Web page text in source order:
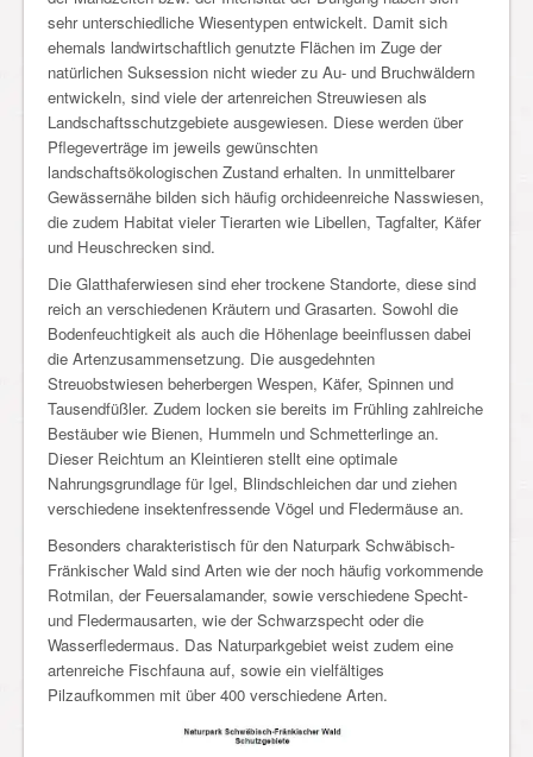
sehr unterschiedliche Wiesentypen entwickelt. Damit sich
ehemals landwirtschaftlich genutzte Flächen im Zuge der
natürlichen Suksession nicht wieder zu Au- und Bruchwäldern
entwickeln, sind viele der artenreichen Streuwiesen als
Landschaftsschutzgebiete ausgewiesen. Diese werden über
Pflegeverträge im jeweils gewünschten
landschaftsökologischen Zustand erhalten. In unmittelbarer
Gewässernähe bilden sich häufig orchideenreiche Nasswiesen,
die zudem Habitat vieler Tierarten wie Libellen, Tagfalter, Käfer
und Heuschrecken sind.
Die Glatthaferwiesen sind eher trockene Standorte, diese sind
reich an verschiedenen Kräutern und Grasarten. Sowohl die
Bodenfeuchtigkeit als auch die Höhenlage beeinflussen dabei
die Artenzusammensetzung. Die ausgedehnten
Streuobstwiesen beherbergen Wespen, Käfer, Spinnen und
Tausendfüßler. Zudem locken sie bereits im Frühling zahlreiche
Bestäuber wie Bienen, Hummeln und Schmetterlinge an.
Dieser Reichtum an Kleintieren stellt eine optimale
Nahrungsgrundlage für Igel, Blindschleichen dar und ziehen
verschiedene insektenfressende Vögel und Fledermäuse an.
Besonders charakteristisch für den Naturpark Schwäbisch-
Fränkischer Wald sind Arten wie der noch häufig vorkommende
Rotmilan, der Feuersalamander, sowie verschiedene Specht-
und Fledermausarten, wie der Schwarzspecht oder die
Wasserfledermaus. Das Naturparkgebiet weist zudem eine
artenreiche Fischfauna auf, sowie ein vielfältiges
Pilzaufkommen mit über 400 verschiedene Arten.